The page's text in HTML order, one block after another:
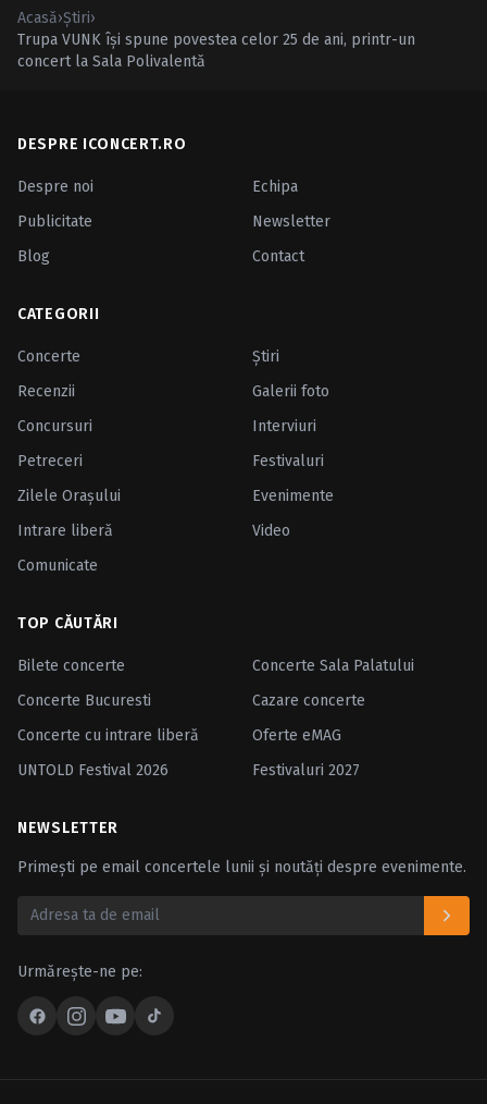
Acasă›Ştiri›
Trupa VUNK îşi spune povestea celor 25 de ani, printr-un
concert la Sala Polivalentă
DESPRE ICONCERT.RO
Despre noi
Echipa
Publicitate
Newsletter
Blog
Contact
CATEGORII
Concerte
Ştiri
Recenzii
Galerii foto
Concursuri
Interviuri
Petreceri
Festivaluri
Zilele Oraşului
Evenimente
Intrare liberă
Video
Comunicate
TOP CĂUTĂRI
Bilete concerte
Concerte Sala Palatului
Concerte Bucuresti
Cazare concerte
Concerte cu intrare liberă
Oferte eMAG
UNTOLD Festival 2026
Festivaluri 2027
NEWSLETTER
Primești pe email concertele lunii și noutăți despre evenimente.
Urmărește-ne pe: